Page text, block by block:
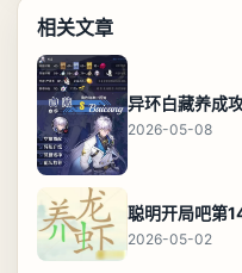
相关文章
2026-05-08
2026-05-02